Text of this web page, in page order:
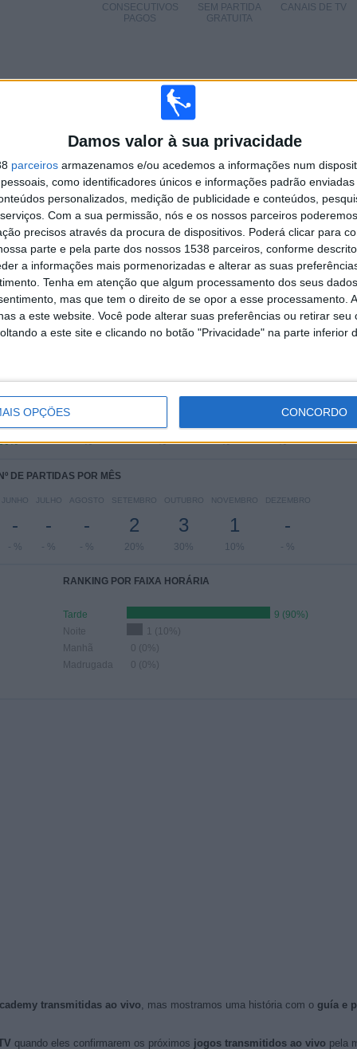
Damos valor à sua privacidade
parceiros armazenamos e/ou acedemos a informações num
como identificadores únicos e informações padrão
personalizados, medição de publicidade e conteúdos,
Com a sua permissão, nós e os nossos parceiros
precisos através da procura de dispositivos. Poderá clicar para
parte e pela parte dos nossos 1538 parceiros, conforme
a informações mais pormenorizadas e alterar as suas
Tenha em atenção que algum processamento dos seus
mas que tem o direito de se opor a esse processamento.
a este website. Você pode alterar suas preferências ou retirar seu
a este site e clicando no botão "Privacidade" na parte inferior
OPÇÕES CONCORDO
CANAIS DE TV
SEM PARTIDA
GRATUITA
CONSECUTIVOS
PAGOS
RIVAIS
2
VS AC Milan
Academy
TOTAL
2
COMPETIÇÕES
RANKING POR COMPETIÇÕES
UEFA Youth League
9 (90%)
FA Youth Cup
1 (10%)
Ver ranking completo
FEIRA
6
QUINTA-FEIRA
- %
SEXTA-FEIRA
- %
SÁBADO
- %
DOMINGO
-
- %
Nº DE PARTIDAS POR MÊS
JUNHO
-
- %
JULHO
-
- %
AGOSTO
-
- %
SETEMBRO
2
20%
OUTUBRO
3
30%
NOVEMBRO
1
10%
DEZEMBRO
-
- %
RANKING POR FAIXA HORÁRIA
Tarde
9 (90%)
Noite
1 (10%)
Manhã
0 (0%)
Madrugada
0 (0%)
transmitidas ao vivo, mas mostramos uma história com o guía e
quando eles confirmarem os próximos jogos transmitidos ao vivo pela